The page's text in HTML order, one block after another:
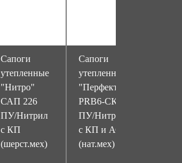
Сапоги
утепленные
"Нитро"
САП 226
ПУ/Нитрил
с КП
(шерст.мех)
Сапоги
утепленные
"Перфект"
PRB6-СКW
ПУ/Нитрил
с КП и АС
(нат.мех)